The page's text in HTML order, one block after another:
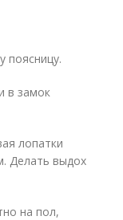
поясницу.
в замок
лопатки
Делать выдох
на пол,